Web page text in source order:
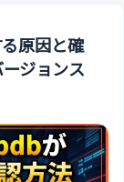
原因と確
ジョンス